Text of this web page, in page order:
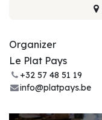
Organizer
Le Plat Pays
+32 57 48 51 19
info@platpays.be